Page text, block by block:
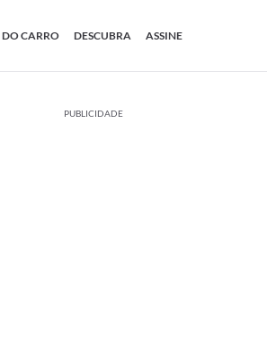
CARRO DESCUBRA ASSINE
PUBLICIDADE